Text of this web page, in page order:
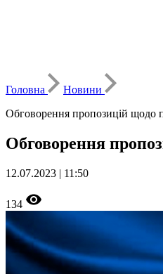
Головна
Новини
Обговорення пропозицій щодо
Обговорення
12.07.2023 | 11:50
134